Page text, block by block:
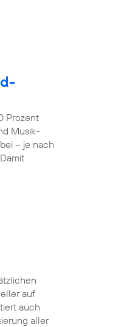
Prozent
Musik-
– je nach
auf
auch
aller